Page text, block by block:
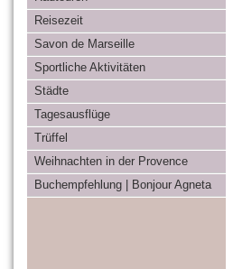
Reisezeit
Savon de Marseille
Sportliche Aktivitäten
Städte
Tagesausflüge
Trüffel
Weihnachten in der Provence
Buchempfehlung | Bonjour Agneta